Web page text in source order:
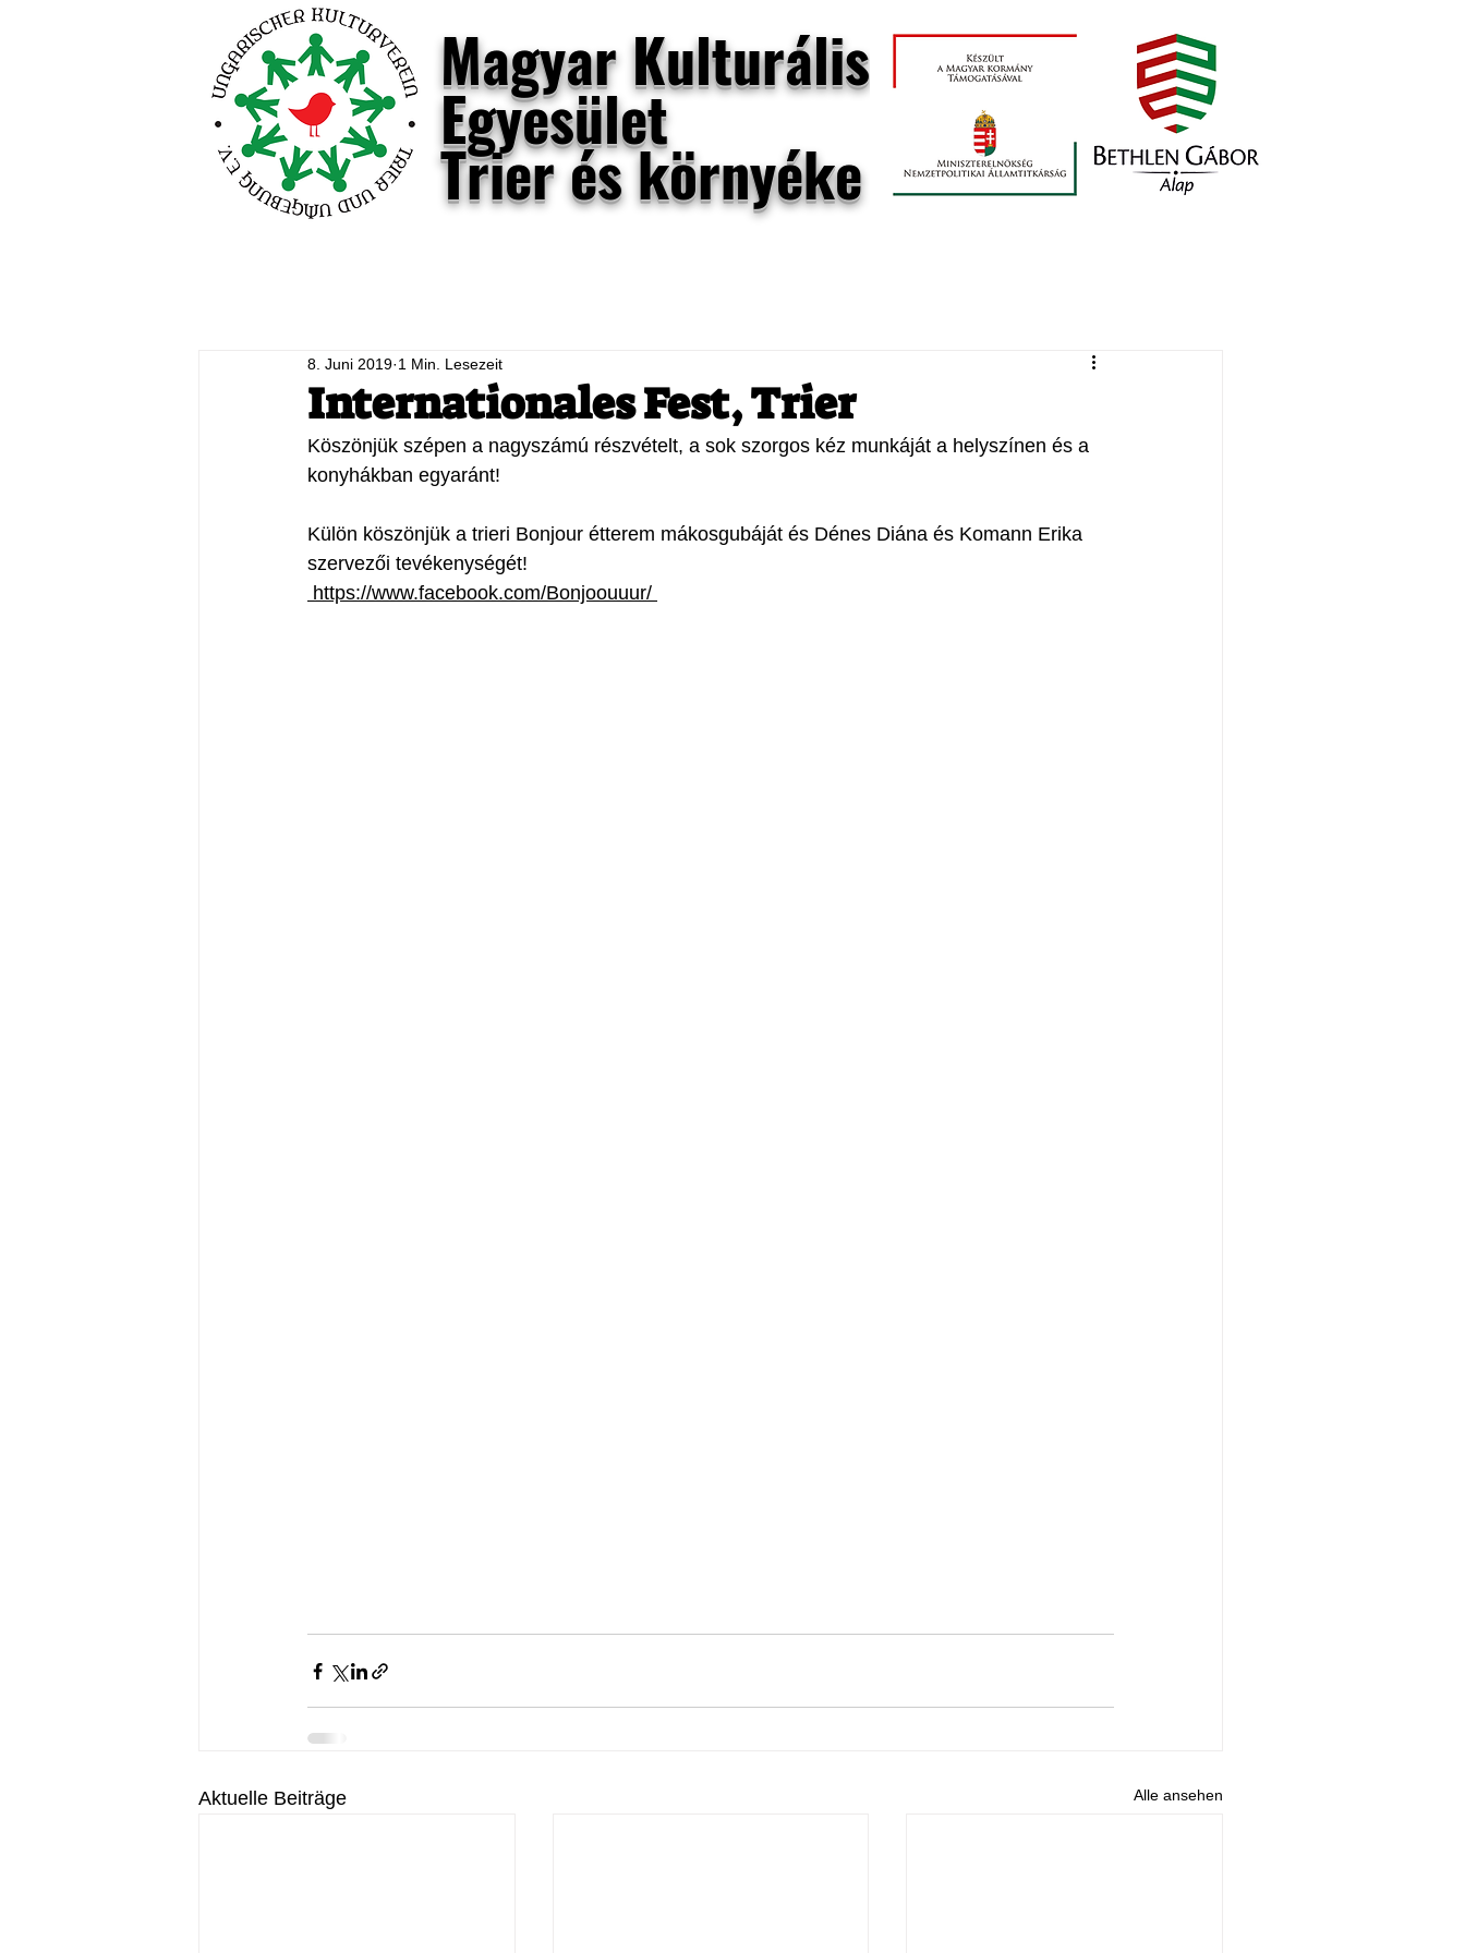
Magyar Kulturális
Egyesület
Trier és környéke
Internationales Fest, Trier
8. Juni 2019 1 Min. Lesezeit
Köszönjük szépen a nagyszámú részvételt, a sok szorgos kéz munkáját a helyszínen és a
konyhákban egyaránt!
Külön köszönjük a trieri Bonjour étterem mákosgubáját és Dénes Diána és Komann Erika
szervezői tevékenységét!
https://www.facebook.com/Bonjoouuur/
Aktuelle Beiträge Alle ansehen